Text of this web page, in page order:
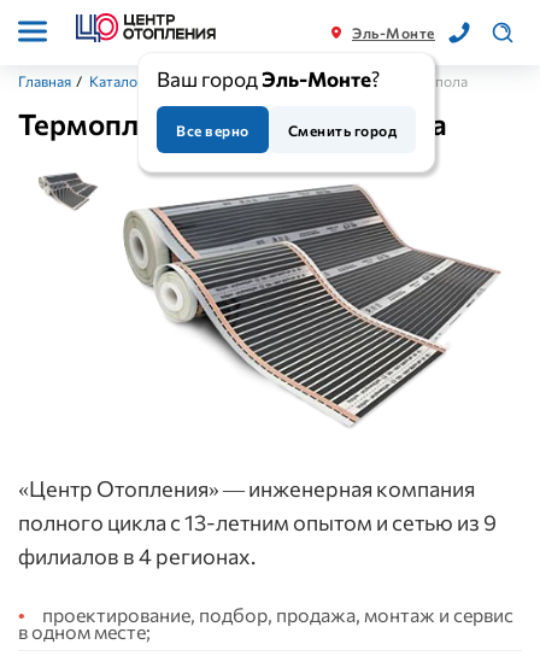
Эль-Монте
Ваш городЭль-Монте?
Все верно Сменить город
Главная / Каталог Теплый пол / Термопленка для теплого пола
Термопленка для теплого пола
«Центр Отопления» — инженерная компания
полного цикла с 13-летним опытом и сетью из 9
филиалов в 4 регионах.
проектирование, подбор, продажа, монтаж и сервис
в одном месте;